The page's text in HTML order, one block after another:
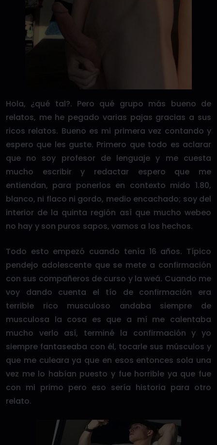
Hola, ¿qué tal?. Pero qué grupo más bueno de
relatos, me he pegado varias pajas gracias a sus
ricos relatos. Bueno es mi primera vez contando y
espero que les guste. Primero que todo es aclarar
que no soy profesor de lenguaje y me cuesta
mucho escribir y redactar espero que me
entiendan, para ponerlos en contexto mido 1.80,
blanco, ni flaco ni gordo, medio encachado; soy del
interior de la quinta región así que mucho webeo
no hay y son puros sapos, vamos a los hechos.
Todo esto empezó cuando tenía 16 años. Típico
pendejo adolescente que se mete a confirmación
con sus compañeros de curso y la weá. Cuando me
voy dando cuenta el tío de confirmación era
terrible rico musculoso andaba siempre de
musculosa la cosa es que a mí me calentaba
mucho verlo así, terminé la confirmación y yo
siempre fantaseaba con él, tocarle sus músculos y
que me culeara ya que en esos entonces sola una
vez me lo habían puesto y fue horrible ya que fue
con mi primo pero eso sería historia para otro
relato.